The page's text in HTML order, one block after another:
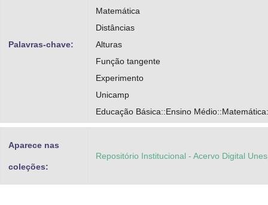
Palavras-chave:
Matemática
Distâncias
Alturas
Função tangente
Experimento
Unicamp
Educação Básica::Ensino
Aparece nas
coleções:
Repositório Institucional - Acervo Digital